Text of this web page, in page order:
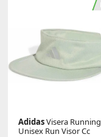
AdidasVisera Running
Unisex Run Visor Cc